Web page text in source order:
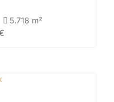
5.718 m²